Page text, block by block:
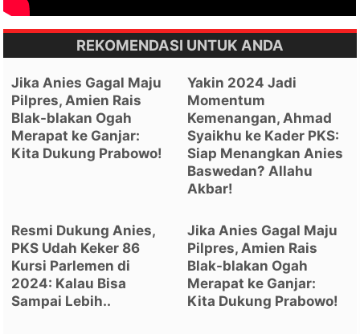
REKOMENDASI UNTUK ANDA
Jika Anies Gagal Maju
Pilpres, Amien Rais
Blak-blakan Ogah
Merapat ke Ganjar:
Kita Dukung Prabowo!
Yakin 2024 Jadi
Momentum
Kemenangan, Ahmad
Syaikhu ke Kader PKS:
Siap Menangkan Anies
Baswedan? Allahu
Akbar!
Resmi Dukung Anies,
PKS Udah Keker 86
Kursi Parlemen di
2024: Kalau Bisa
Sampai Lebih..
Jika Anies Gagal Maju
Pilpres, Amien Rais
Blak-blakan Ogah
Merapat ke Ganjar:
Kita Dukung Prabowo!